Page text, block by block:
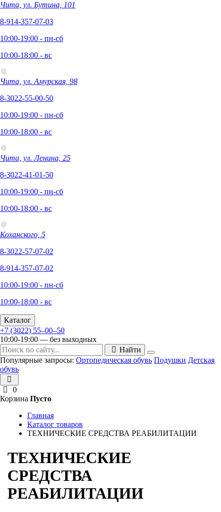
Чита, ул. Бутина, 101
8-914-357-07-03
10:00-19:00 - пн-сб
10:00-18:00 - вс
Чита, ул. Амурская, 98
8-3022-55-00-50
10:00-19:00 - пн-сб
10:00-18:00 - вс
Чита, ул. Ленина, 25
8-3022-41-01-50
10:00-19:00 - пн-сб
10:00-18:00 - вс
Коханского, 5
8-3022-57-07-02
8-914-357-07-02
10:00-19:00 - пн-сб
10:00-18:00 - вс
Каталог
+7 (3022) 55‒00‒50
10:00-19:00 — без выходных
Найти
Популярные запросы: Ортопедическая обувь Подушки Детская
обувь
0
Корзина Пусто
Главная
Каталог товаров
ТЕХНИЧЕСКИЕ СРЕДСТВА РЕАБИЛИТАЦИИ
ТЕХНИЧЕСКИЕ
СРЕДСТВА
РЕАБИЛИТАЦИИ